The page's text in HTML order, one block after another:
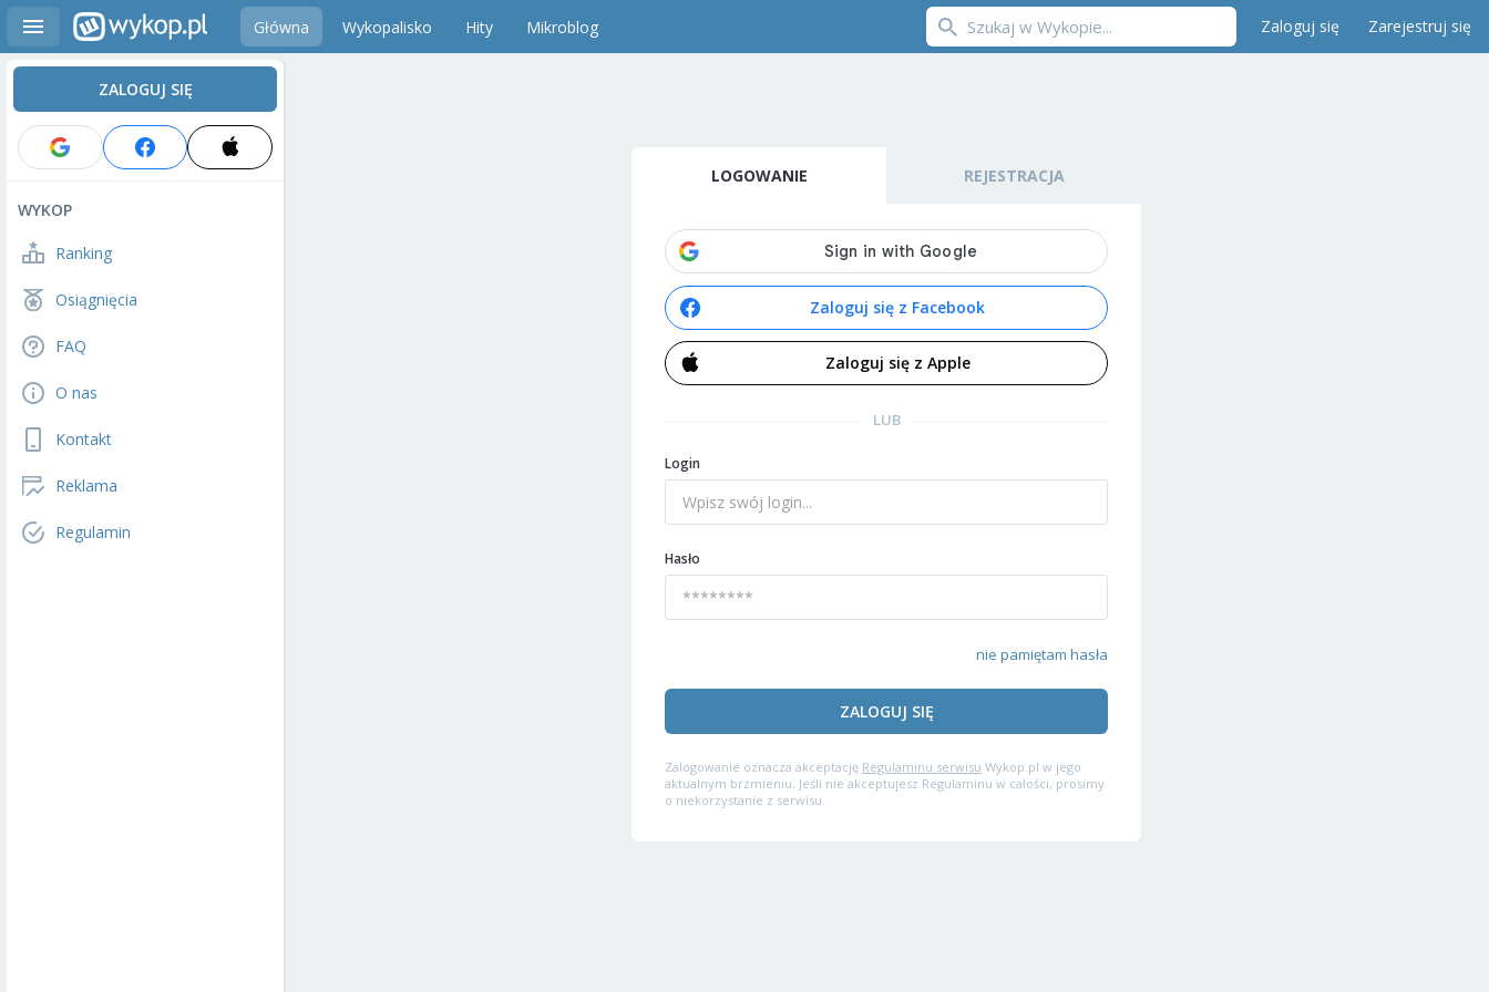
Główna Wykopalisko Hity Mikroblog Zaloguj się Zarejestruj się
ZALOGUJ SIĘ
WYKOP
Ranking
Osiągnięcia
FAQ
O nas
Kontakt
Reklama
Regulamin
LOGOWANIE REJESTRACJA
Zaloguj się z Facebook
Zaloguj się z Apple
LUB
Login
Hasło
nie pamiętam hasła
ZALOGUJ SIĘ
Zalogowanie oznacza akceptację Regulaminu serwisu Wykop.pl w jego
aktualnym brzmieniu. Jeśli nie akceptujesz Regulaminu w całości, prosimy
o niekorzystanie z serwisu.